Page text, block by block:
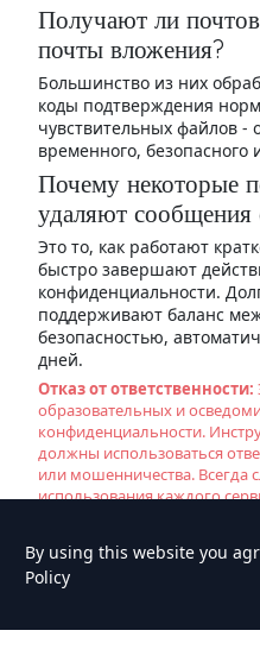
Получают ли
почты вложения?
Большинство из них
коды подтверждения
чувствительных файлов
временного, безопасного
Почему некоторые
удаляют
Это то, как работают
быстро завершают
конфиденциальности.
поддерживают баланс
безопасностью,
дней.
Отказ от ответственности:
образовательных и
конфиденциальности.
должны использоваться
или мошенничества. Всегда
использования каждого
By using this website you
Policy